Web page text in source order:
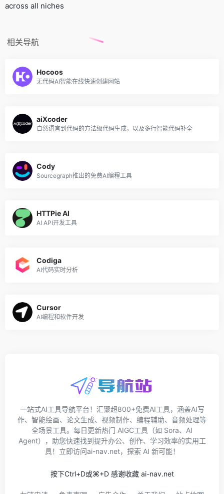
across all niches
相关导航
Hocoos
无代码AI智能在线快速创建网站
aiXcoder
自然语言到代码的方法级代码生成，以及多行智能代码补全
Cody
Sourcegraph推出的免费AI编程工具
HTTPie AI
AI API开发工具
Codiga
AI代码实时分析
Cursor
AI编程和软件开发
一站式AI工具导航平台！汇聚超800+免费AI工具，涵盖AI写
作、智能绘画、论文生成、视频制作、编程辅助、音频处理等
全场景工具。每日更新热门 AIGC工具（如 Sora、AI
Agent），助您快速找到提升办公、创作、学习效率的实用工
具！立即访问ai-nav.net，探索 AI 新可能！
按下Ctrl+D或⌘+D 感谢收藏 ai-nav.net